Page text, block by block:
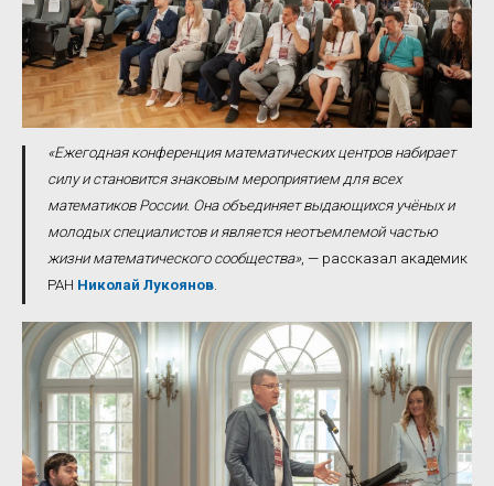
«Ежегодная конференция математических центров набирает
силу и становится знаковым мероприятием для всех
математиков России. Она объединяет выдающихся учёных и
молодых специалистов и является неотъемлемой частью
жизни математического сообщества», — рассказал академик
РАН Николай Лукоянов